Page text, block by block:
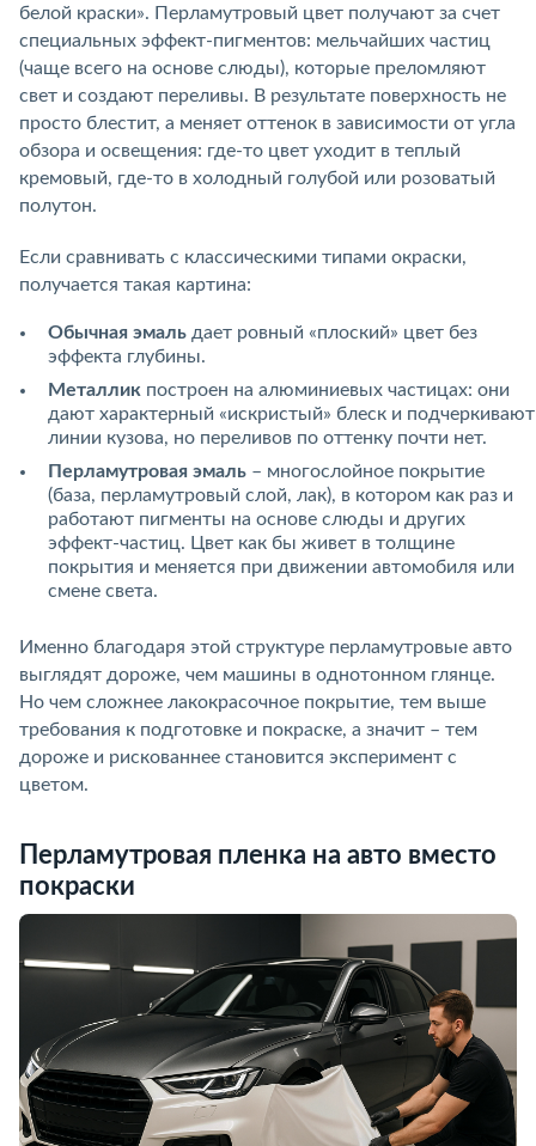
белой краски». Перламутровый цвет получают за счет
специальных эффект-пигментов: мельчайших частиц
(чаще всего на основе слюды), которые преломляют
свет и создают переливы. В результате поверхность не
просто блестит, а меняет оттенок в зависимости от угла
обзора и освещения: где-то цвет уходит в теплый
кремовый, где-то в холодный голубой или розоватый
полутон.
Если сравнивать с классическими типами окраски,
получается такая картина:
Обычная эмаль дает ровный «плоский» цвет без
эффекта глубины.
Металлик построен на алюминиевых частицах: они
дают характерный «искристый» блеск и подчеркивают
линии кузова, но переливов по оттенку почти нет.
Перламутровая эмаль – многослойное покрытие
(база, перламутровый слой, лак), в котором как раз и
работают пигменты на основе слюды и других
эффект-частиц. Цвет как бы живет в толщине
покрытия и меняется при движении автомобиля или
смене света.
Именно благодаря этой структуре перламутровые авто
выглядят дороже, чем машины в однотонном глянце.
Но чем сложнее лакокрасочное покрытие, тем выше
требования к подготовке и покраске, а значит – тем
дороже и рискованнее становится эксперимент с
цветом.
Перламутровая пленка на авто вместо
покраски